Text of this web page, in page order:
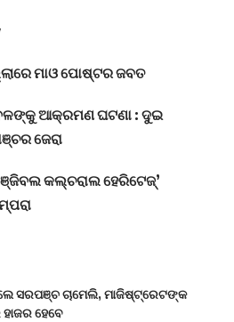
ମାଓ ପୋଷ୍ଟର ଜବତ
ଆକ୍ରମଣ ଘଟଣା : ଦୁଇ
ଜେରା
କଲ୍‌ଚରାଲ ହେରିଟେଜ୍‌’
ସରପଞ୍ଚ ଚାମେଲି, ମାଜିଷ୍ଟ୍ରେଟଙ୍କ
ହେବେ